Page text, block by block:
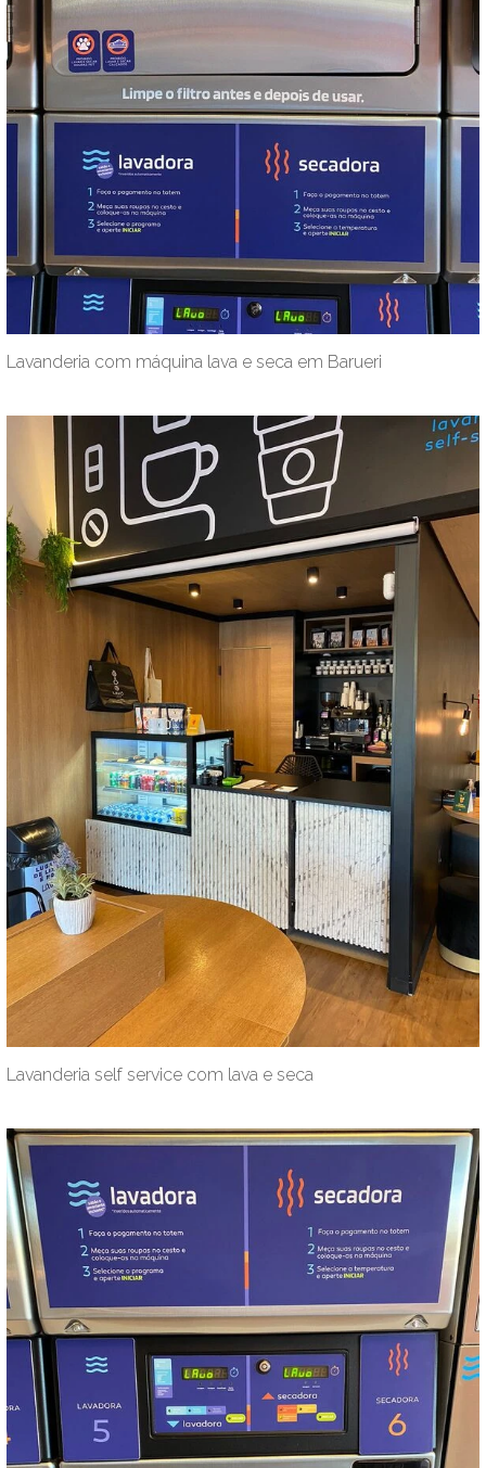
Lavanderia com máquina lava e seca em Barueri
Lavanderia self service com lava e seca